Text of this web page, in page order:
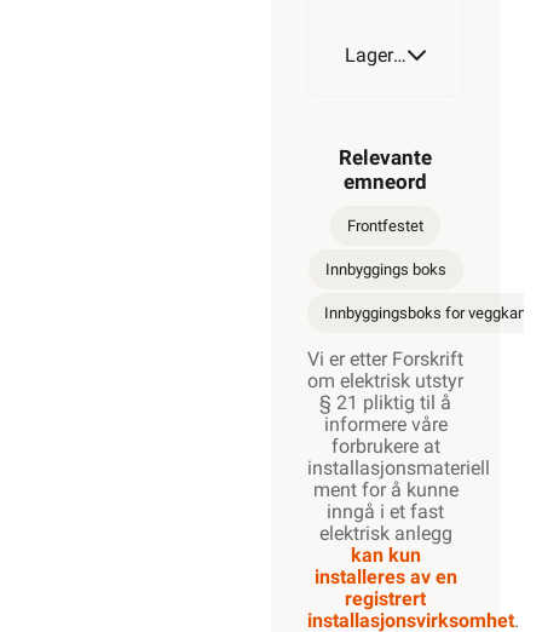
Lagerstatus
Relevante
emneord
Frontfestet
Innbyggings boks
Innbyggingsboks for veggkanal
Vi er etter Forskrift
om elektrisk utstyr
§ 21 pliktig til å
informere våre
forbrukere at
installasjonsmateriell
ment for å kunne
inngå i et fast
elektrisk anlegg
kan kun
installeres av en
registrert
installasjonsvirksomhet.